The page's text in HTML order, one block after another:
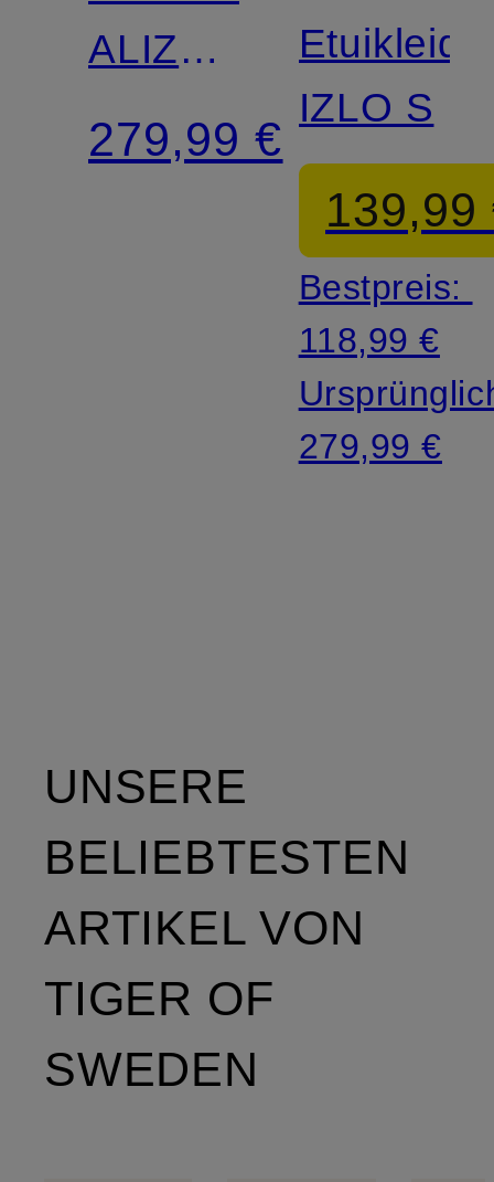
ALIZ
aus
Jersey
279,99 €
SWEDEN
Etuikleid
IZLO S
139,99
Bestpreis:
118,99 €
279,99 €
UNSERE
BELIEBTESTEN
ARTIKEL VON
TIGER OF
SWEDEN